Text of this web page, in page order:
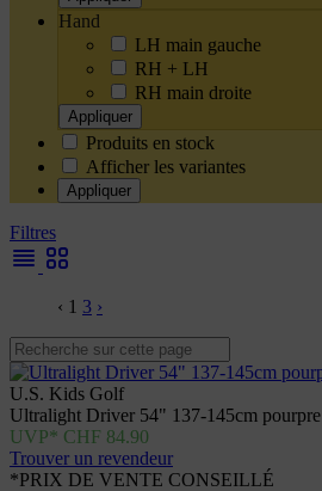
Hand
LH main gauche
RH + LH
RH main droite
Appliquer
Produits en stock
Afficher les variantes
Appliquer
Filtres
‹ 1 3 ›
U.S. Kids Golf
Ultralight Driver 54" 137-145cm pourpre
CHF 84.90
Trouver un revendeur
*PRIX DE VENTE CONSEILLÉ